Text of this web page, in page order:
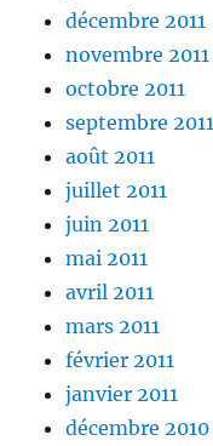
décembre 2011
novembre 2011
octobre 2011
septembre 2011
août 2011
juillet 2011
juin 2011
mai 2011
avril 2011
mars 2011
février 2011
janvier 2011
décembre 2010